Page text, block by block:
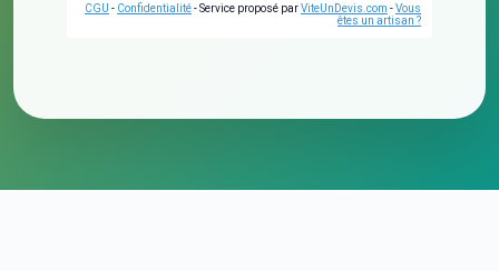
CGU - Confidentialité- Service proposé parViteUnDevis.com -Vous
êtes un artisan ?